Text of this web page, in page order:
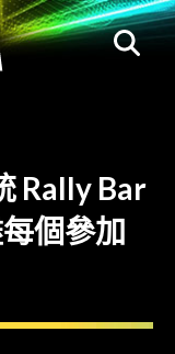
Rally Bar
個參加